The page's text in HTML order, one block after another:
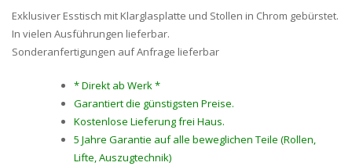
Exklusiver Esstisch mit Klarglasplatte und Stollen in Chrom gebürstet.
In vielen Ausführungen lieferbar.
Sonderanfertigungen auf Anfrage lieferbar
* Direkt ab Werk *
Garantiert die günstigsten Preise.
Kostenlose Lieferung frei Haus.
5 Jahre Garantie auf alle beweglichen Teile (Rollen,
Lifte, Auszugtechnik)